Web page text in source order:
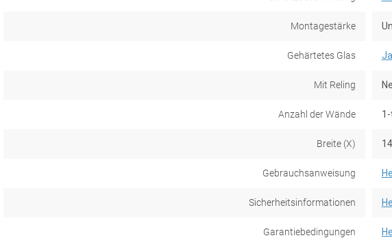
Montagestärke
Gehärtetes Glas Ja
Mit Reling
Anzahl der Wände
Breite (X)
Gebrauchsanweisung
Sicherheitsinformationen
Garantiebedingungen